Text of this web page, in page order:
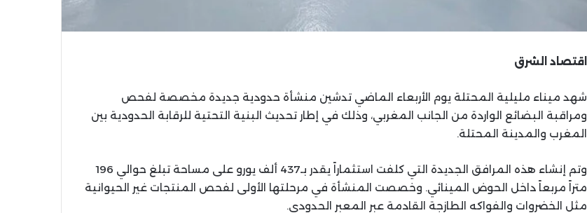
اقتصاد الشرق
شهد ميناء مليلية المحتلة يوم الأربعاء الماضي تدشين منشأة حدودية جديدة مخصصة لفحص
ومراقبة البضائع الواردة من الجانب المغربي، وذلك في إطار تحديث البنية التحتية للرقابة الحدودية بين
المغرب والمدينة المحتلة.
وتم إنشاء هذه المرافق الجديدة التي كلفت استثماراً يقدر بـ437 ألف يورو على مساحة تبلغ حوالي 196
متراً مربعاً داخل الحوض المينائي. وخصصت المنشأة في مرحلتها الأولى لفحص المنتجات غير الحيوانية
مثل الخضروات والفواكه الطازجة القادمة عبر المعبر الحدودي.